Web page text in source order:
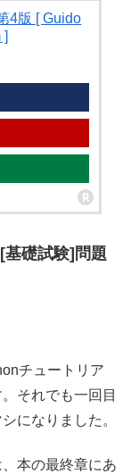
4版 [ Guido
]
礎試験]問題
チュートリア
それでも一回目
になりました。
本の最終章にあ